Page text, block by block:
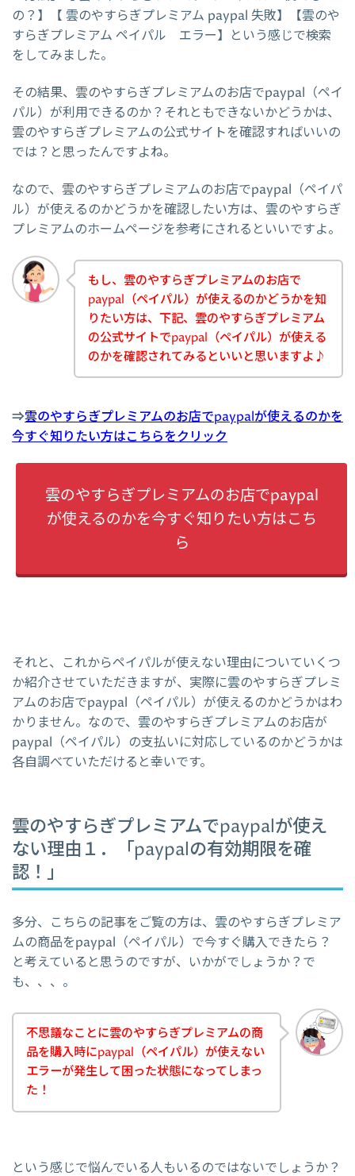
の？】【 雲のやすらぎプレミアム paypal 失敗】【雲のや
すらぎプレミアム ペイパル エラー】という感じで検索
をしてみました。
その結果、雲のやすらぎプレミアムのお店でpaypal（ペイ
パル）が利用できるのか？それともできないかどうかは、
雲のやすらぎプレミアムの公式サイトを確認すればいいの
では？と思ったんですよね。
なので、雲のやすらぎプレミアムのお店でpaypal（ペイパ
ル）が使えるのかどうかを確認したい方は、雲のやすらぎ
プレミアムのホームページを参考にされるといいですよ。
もし、雲のやすらぎプレミアムのお店で
paypal（ペイパル）が使えるのかどうかを知
りたい方は、下記、雲のやすらぎプレミアム
の公式サイトでpaypal（ペイパル）が使える
のかを確認されてみるといいと思いますよ♪
⇒雲のやすらぎプレミアムのお店でpaypalが使えるのかを
今すぐ知りたい方はこちらをクリック
雲のやすらぎプレミアムのお店でpaypal
が使えるのかを今すぐ知りたい方はこち
ら
それと、これからペイパルが使えない理由についていくつ
か紹介させていただきますが、実際に雲のやすらぎプレミ
アムのお店でpaypal（ペイパル）が使えるのかどうかはわ
かりません。なので、雲のやすらぎプレミアムのお店が
paypal（ペイパル）の支払いに対応しているのかどうかは
各自調べていただけると幸いです。
雲のやすらぎプレミアムでpaypalが使え
ない理由１．「paypalの有効期限を確
認！」
多分、こちらの記事をご覧の方は、雲のやすらぎプレミア
ムの商品をpaypal（ペイパル）で今すぐ購入できたら？
と考えていると思うのですが、いかがでしょうか？で
も、、、。
不思議なことに雲のやすらぎプレミアムの商
品を購入時にpaypal（ペイパル）が使えない
エラーが発生して困った状態になってしまっ
た！
という感じで悩んでいる人もいるのではないでしょうか？